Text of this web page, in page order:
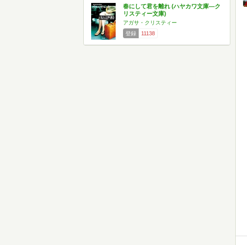
春にして君を離れ (ハヤカワ文庫―ク
リスティー文庫)
アガサ・クリスティー
登録
11138